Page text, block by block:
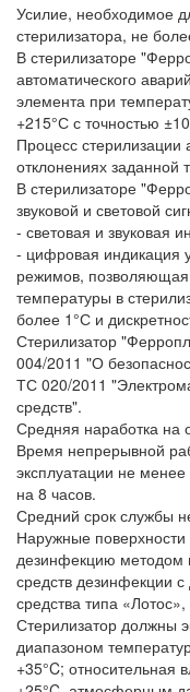
Усилие, необходимое
стерилизатора, не
В стерилизаторе
автоматического
элемента при
+215°С с точностью
Процесс стерилизации
отклонениях заданной
В стерилизаторе
звуковой и световой
- световая и звуковая
- цифровая индикация
режимов, позволяющая
температуры в
более 1°С и
Стерилизатор
004/2011 "О
ТС 020/2011
средств".
Средняя наработка на
Время непрерывной
эксплуатации не
на 8 часов.
Средний срок службы
Наружные поверхности
дезинфекцию методом
средств дезинфекции
средства типа
Стерилизатор должны
диапазоном
+35°C; относительная